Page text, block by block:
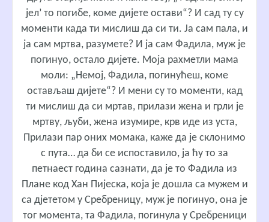
јел’ то погибе, коме дијете остави“? И сад ту су
моменти када ти мислиш да си ти. Ја сам пала, и
ја сам мртва, разумете? И ја сам Фадила, муж је
погинуо, остало дијете. Моја рахметли мама
моли: „Немој, Фадила, погинућеш, коме
остављаш дијете“? И мени су то моменти, кад
ти мислиш да си мртав, прилази жена и грли је
мртву, љуби, жена изумире, крв иде из уста,
Прилази пар оних момака, каже да је склонимо
с пута… да би се испоставило, ја ћу то за
петнаест година сазнати, да је то Фадила из
Плане код Хан Пијеска, која је дошла са мужем и
са дјететом у Сребреницу, муж је погинуо, она је
тог момента, та Фадила, погинула у Сребреници